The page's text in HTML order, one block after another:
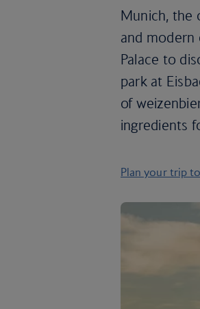
Munich, the
and
Palace to
park at
of
ingredients
Plan your trip